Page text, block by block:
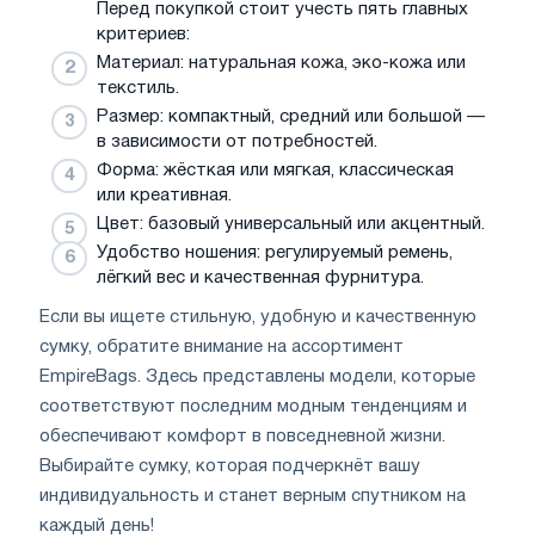
Перед покупкой стоит учесть пять главных
критериев:
Материал: натуральная кожа, эко-кожа или
текстиль.
Размер: компактный, средний или большой —
в зависимости от потребностей.
Форма: жёсткая или мягкая, классическая
или креативная.
Цвет: базовый универсальный или акцентный.
Удобство ношения: регулируемый ремень,
лёгкий вес и качественная фурнитура.
Если вы ищете стильную, удобную и качественную
сумку, обратите внимание на ассортимент
EmpireBags. Здесь представлены модели, которые
соответствуют последним модным тенденциям и
обеспечивают комфорт в повседневной жизни.
Выбирайте сумку, которая подчеркнёт вашу
индивидуальность и станет верным спутником на
каждый день!